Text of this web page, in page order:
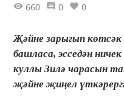
660 0 0
Җәйне зарыгып
башласа, эсседән
куллы Зилә чарасын
җәйне җиңел